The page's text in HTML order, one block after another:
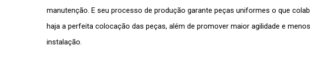
manutenção. E seu processo de produção garante peças uniformes o que
haja a perfeita colocação das peças, além de promover maior agilidade e
instalação.